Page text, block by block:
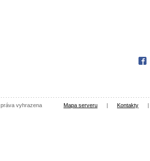
vyhrazena Mapa serveru | Kontakty |